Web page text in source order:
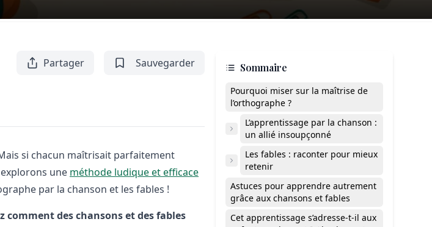
Partager Sauvegarder
si chacun maîtrisait parfaitement
une méthode ludique et efficace
par la chanson et les fables !
des chansons et des fables
Sommaire
Pourquoi miser sur la maîtrise de
l’orthographe ?
L’apprentissage par la chanson :
un allié insoupçonné
Les fables : raconter pour mieux
retenir
Astuces pour apprendre autrement
grâce aux chansons et fables
Cet apprentissage s’adresse-t-il aux